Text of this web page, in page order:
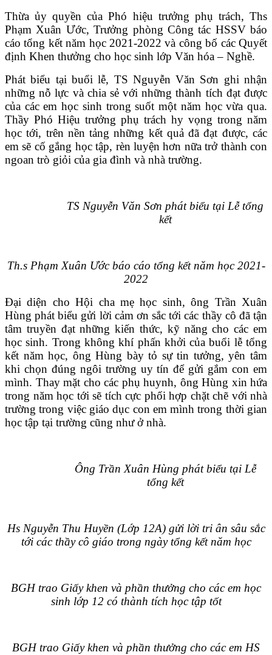
Thừa ủy quyền của Phó hiệu trưởng phụ trách, Ths
Phạm Xuân Ước, Trưởng phòng Công tác HSSV báo
cáo tổng kết năm học 2021-2022 và công bố các Quyết
định Khen thưởng cho học sinh lớp Văn hóa – Nghề.
Phát biểu tại buổi lễ, TS Nguyễn Văn Sơn ghi nhận
những nỗ lực và chia sẻ với những thành tích đạt được
của các em học sinh trong suốt một năm học vừa qua.
Thầy Phó Hiệu trưởng phụ trách hy vọng trong năm
học tới, trên nền tảng những kết quả đã đạt được, các
em sẽ cố gắng học tập, rèn luyện hơn nữa trở thành con
ngoan trò giỏi của gia đình và nhà trường.
TS Nguyễn Văn Sơn phát biểu tại Lễ tổng
kết
Th.s Phạm Xuân Ước báo cáo tổng kết năm học 2021-
2022
Đại diện cho Hội cha mẹ học sinh, ông Trần Xuân
Hùng phát biểu gửi lời cảm ơn sắc tới các thầy cô đã tận
tâm truyền đạt những kiến thức, kỹ năng cho các em
học sinh. Trong không khí phấn khởi của buổi lễ tổng
kết năm học, ông Hùng bày tỏ sự tin tưởng, yên tâm
khi chọn đúng ngôi trường uy tín để gửi gắm con em
mình. Thay mặt cho các phụ huynh, ông Hùng xin hứa
trong năm học tới sẽ tích cực phối hợp chặt chẽ với nhà
trường trong việc giáo dục con em mình trong thời gian
học tập tại trường cũng như ở nhà.
Ông Trần Xuân Hùng phát biểu tại Lễ
tổng kết
Hs Nguyễn Thu Huyền (Lớp 12A) gửi lời tri ân sâu sắc
tới các thầy cô giáo trong ngày tổng kết năm học
BGH trao Giấy khen và phần thưởng cho các em học
sinh lớp 12 có thành tích học tập tốt
BGH trao Giấy khen và phần thưởng cho các em HS